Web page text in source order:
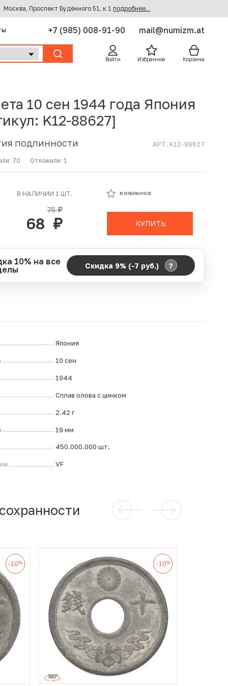
Москва, Проспект Будённого 51, к 1 подробнее...
+7 (985) 008-91-90 mail@numizm.at
Войти Избранное Корзина
10 сен 1944 года Япония
K12-88627]
ПОДЛИННОСТИ АРТ. K12-88627
70 Отложили: 1
В НАЛИЧИИ 1 ШТ.
75руб.
68 руб.
В ИЗБРАННОЕ
КУПИТЬ
10% на все
Скидка 9% (-7 руб.) ?
Япония
10 сен
1944
Сплав олова с цинком
2.42 г
19 мм
450.000.000 шт.
VF
-10% -10%